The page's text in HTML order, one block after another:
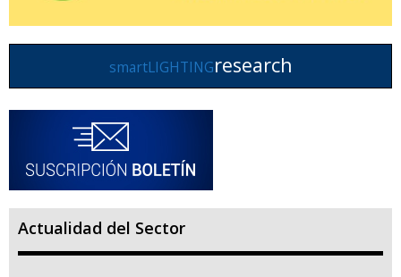
smartLIGHTINGresearch
Actualidad del Sector